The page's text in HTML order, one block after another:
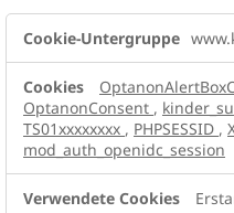
Unbedingt
erforderliche
OptanonConsent ,
TS01xxxxxxxx , PHPSESSID ,
mod_auth_openidc_session